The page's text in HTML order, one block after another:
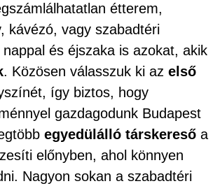
étterem,
kávézó, vagy szabadtéri
és éjszaka is azokat, akik
. Közösen válasszuk ki az első
így biztos, hogy
gazdagodunk Budapest
egyedülálló társkereső a
előnyben, ahol könnyen
Nagyon sokan a szabadtéri